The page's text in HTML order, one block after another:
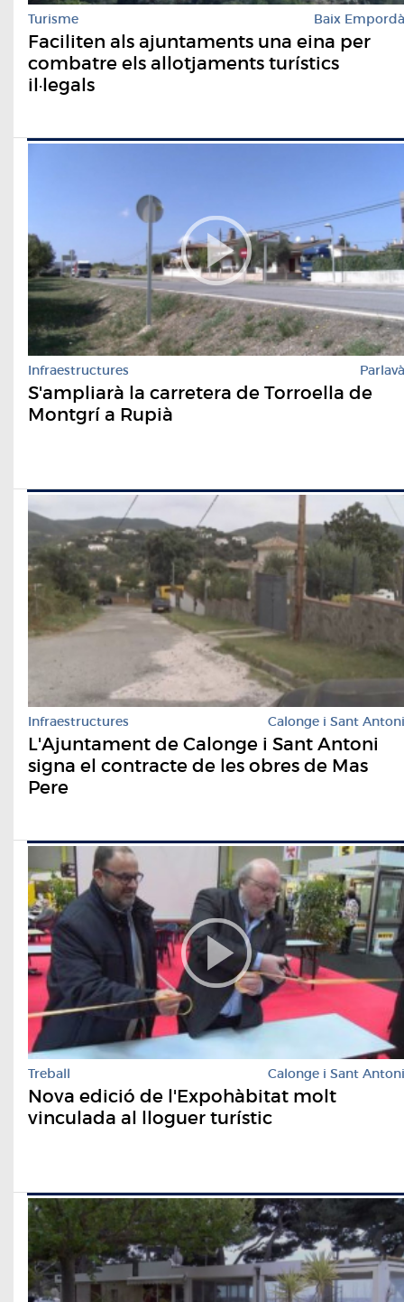
Turisme Baix Empordà
Faciliten als ajuntaments una eina per
combatre els allotjaments turístics
il·legals
Infraestructures Parlavà
S'ampliarà la carretera de Torroella de
Montgrí a Rupià
Infraestructures Calonge i Sant Antoni
L'Ajuntament de Calonge i Sant Antoni
signa el contracte de les obres de Mas
Pere
Treball Calonge i Sant Antoni
Nova edició de l'Expohàbitat molt
vinculada al lloguer turístic